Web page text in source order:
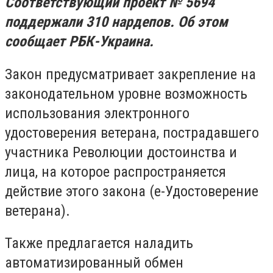
поддержали 310 нардепов. Об этом
сообщает РБК-Украина.
Закон предусматривает закрепление на
законодательном уровне возможность
использования электронного
удостоверения ветерана, пострадавшего
участника Революции достоинства и
лица, на которое распространяется
действие этого закона (е-Удостоверение
ветерана).
Также предлагается наладить
автоматизированный обмен